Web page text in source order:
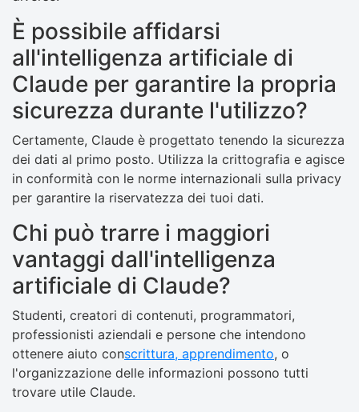
È possibile affidarsi
all'intelligenza artificiale di
Claude per garantire la propria
sicurezza durante l'utilizzo?
Certamente, Claude è progettato tenendo la sicurezza
dei dati al primo posto. Utilizza la crittografia e agisce
in conformità con le norme internazionali sulla privacy
per garantire la riservatezza dei tuoi dati.
Chi può trarre i maggiori
vantaggi dall'intelligenza
artificiale di Claude?
Studenti, creatori di contenuti, programmatori,
professionisti aziendali e persone che intendono
ottenere aiuto conscrittura, apprendimento, o
l'organizzazione delle informazioni possono tutti
trovare utile Claude.